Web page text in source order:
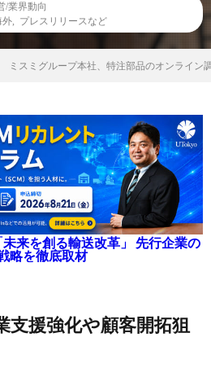
/業界動向
外 プレスリリースなど
ミスミグループ本社、特注部品のオンライ
来を創る輸送改革」 先行企業の
略を徹底取材